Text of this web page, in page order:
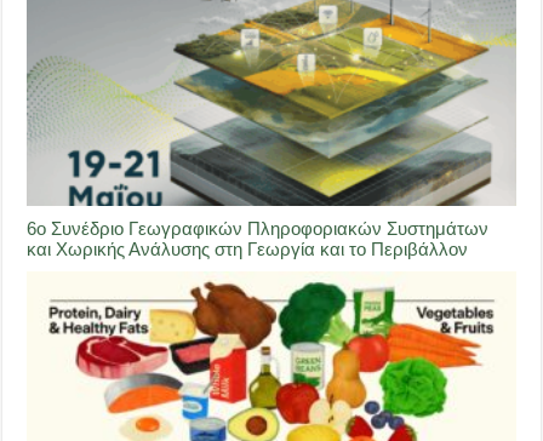
6ο Συνέδριο Γεωγραφικών Πληροφοριακών Συστημάτων
και Χωρικής Ανάλυσης στη Γεωργία και το Περιβάλλον